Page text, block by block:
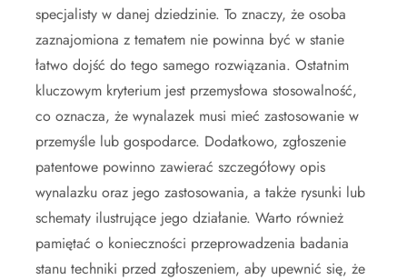
specjalisty w danej dziedzinie. To znaczy, że osoba
zaznajomiona z tematem nie powinna być w stanie
łatwo dojść do tego samego rozwiązania. Ostatnim
kluczowym kryterium jest przemysłowa stosowalność,
co oznacza, że wynalazek musi mieć zastosowanie w
przemyśle lub gospodarce. Dodatkowo, zgłoszenie
patentowe powinno zawierać szczegółowy opis
wynalazku oraz jego zastosowania, a także rysunki lub
schematy ilustrujące jego działanie. Warto również
pamiętać o konieczności przeprowadzenia badania
stanu techniki przed zgłoszeniem, aby upewnić się, że